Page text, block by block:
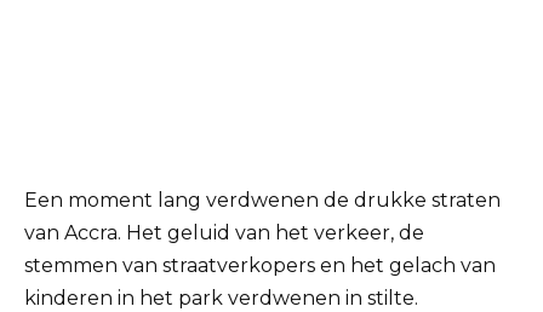
Een moment lang verdwenen de drukke straten
van Accra. Het geluid van het verkeer, de
stemmen van straatverkopers en het gelach van
kinderen in het park verdwenen in stilte.